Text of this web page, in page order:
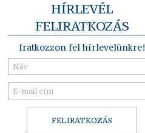
HÍRLEVÉL
FELIRATKOZÁS
Iratkozzon fel hírlevelünkre!